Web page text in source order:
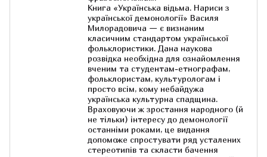
Книга «Українська відьма. Нариси з
української демонології» Василя
Милорадовича — є визнаним
класичним стандартом української
фольклористики. Дана наукова
розвідка необхідна для ознайомлення
вченим та студентам-етнографам,
фольклористам, культурологам і
просто всім, кому небайдужа
українська культурна спадщина.
Враховуючи ж зростання народного (й
не тільки) інтересу до демонології
останніми роками, це видання
допоможе спростувати ряд усталених
стереотипів та скласти бачення